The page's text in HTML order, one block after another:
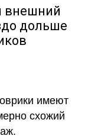
внешний
дольше
имеют
схожий